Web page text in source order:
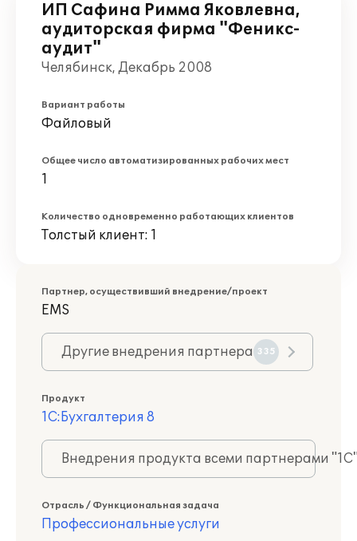
ИП Сафина Римма Яковлевна,
аудиторская фирма "Феникс-
аудит"
Челябинск, Декабрь 2008
Вариант работы
Файловый
Общее число автоматизированных рабочих мест
1
Количество одновременно работающих клиентов
Толстый клиент: 1
Партнер, осуществивший внедрение/проект
EMS
Другие внедрения партнера 335
Продукт
1С:Бухгалтерия 8
Внедрения продукта всеми партнерами
Отрасль / Функциональная задача
Профессиональные услуги